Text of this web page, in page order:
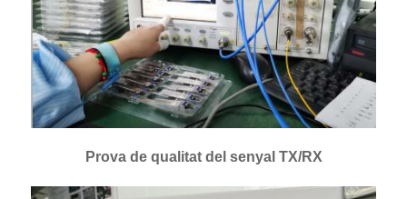
Prova de qualitat del senyal TX/RX